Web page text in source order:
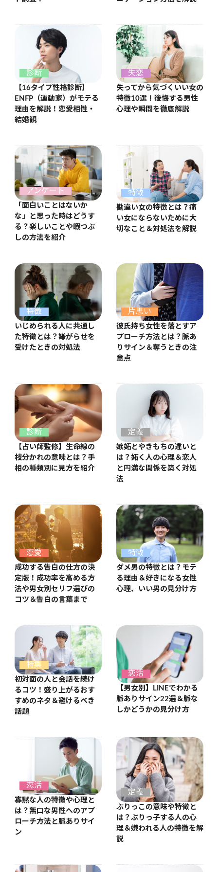
診断
【16タイプ性格診断】
ENFP（運動家）がモテる
理由を解説！恋愛相性・
結婚観
失恋
失ってから気づくいい女の
特徴10選！後悔する男性
心理や瞬間を徹底解説
アンケート
「面白いことはないか
な」と思った時はどうす
る？楽しいことや暇つぶ
しの方法を紹介
特徴
勘違い女の特徴とは？痛
い女にならないために大
切なこと＆対処法を解説
特徴
いじめられる人に共通し
た特徴とは？嫌がらせを
受けたときの対処法
片思い
彼氏持ち女性を落とすア
プローチ方法とは？脈あ
りサイン＆奪うときの注
意点
診断
【占い師監修】生命線の
枝分かれの意味とは？手
相の種類別に見方を紹介
定義
嫉妬とやきもちの違いと
は？妬く人の心理＆恋人
と円満な関係を築く対処
法
恋愛
成功する告白の仕方の決
定版！成功率を高める方
法や男女別セリフ選びの
コツ＆告白の言葉まで
特徴
ダメ男の特徴とは？モテ
る理由＆好きになる女性
心理、いい男の見分け方
特集
初対面の人と会話を続け
るコツ！盛り上がるおす
すめのネタ＆避けるべき
話題
恋活
【男女別】LINEでわかる
脈ありサイン22選＆脈な
しかどうかの見分け方
恋活
寡黙な人の特徴や心理と
は？無口な男性へのアプ
ローチ方法と脈ありサイ
ン
定義
ぶりっこの意味や特徴と
は？ぶりっ子する人の心
理＆嫌われる人の特徴を解
説